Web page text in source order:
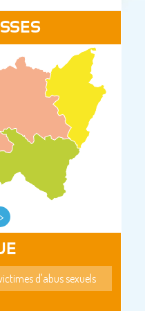
d'abus sexuels